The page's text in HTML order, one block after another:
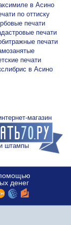
в Асино
по оттиску
печати
печати
печати
печати
в Асино
магазин
штампы
денег